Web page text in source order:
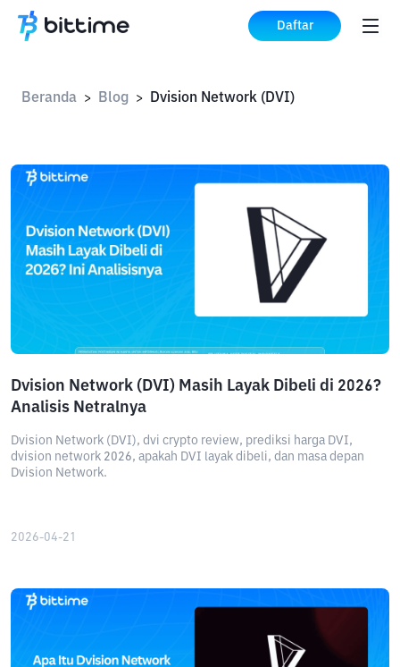
Daftar
Beranda > Blog > Dvision Network (DVI)
Dvision Network (DVI) Masih Layak Dibeli di 2026?
Analisis Netralnya
Dvision Network (DVI), dvi crypto review, prediksi harga DVI,
dvision network 2026, apakah DVI layak dibeli, dan masa depan
Dvision Network.
2026-04-21